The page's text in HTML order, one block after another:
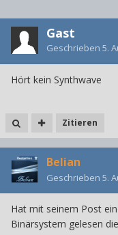
Gast
Geschrieben 5.
Hört kein Synthwave
Zitieren
Belian
Geschrieben 5.
Hat mit seinem Post
Binärsystem gelesen